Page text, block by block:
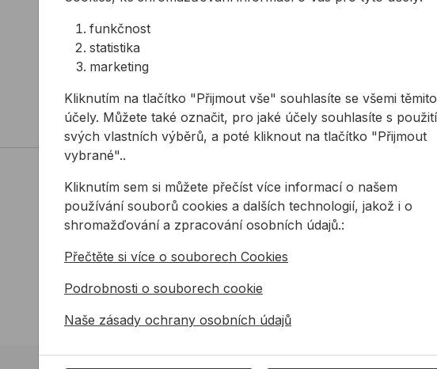
allmediasro (po-ne 7-22
funkčnost
statistika
marketing
Kliknutím na tlačítko "Přijmout vše" souhlasíte se všemi těmito
účely. Můžete také označit, pro jaké účely souhlasíte s
svých vlastních výběrů, a poté kliknout na tlačítko "Přijmout
vybrané"..
Kliknutím sem si můžete přečíst více informací o našem
používání souborů cookies a dalších technologií, jakož i o
shromažďování a zpracování osobních údajů.:
Přečtěte si více o souborech Cookies
Podrobnosti o souborech cookie
Naše zásady ochrany osobních údajů